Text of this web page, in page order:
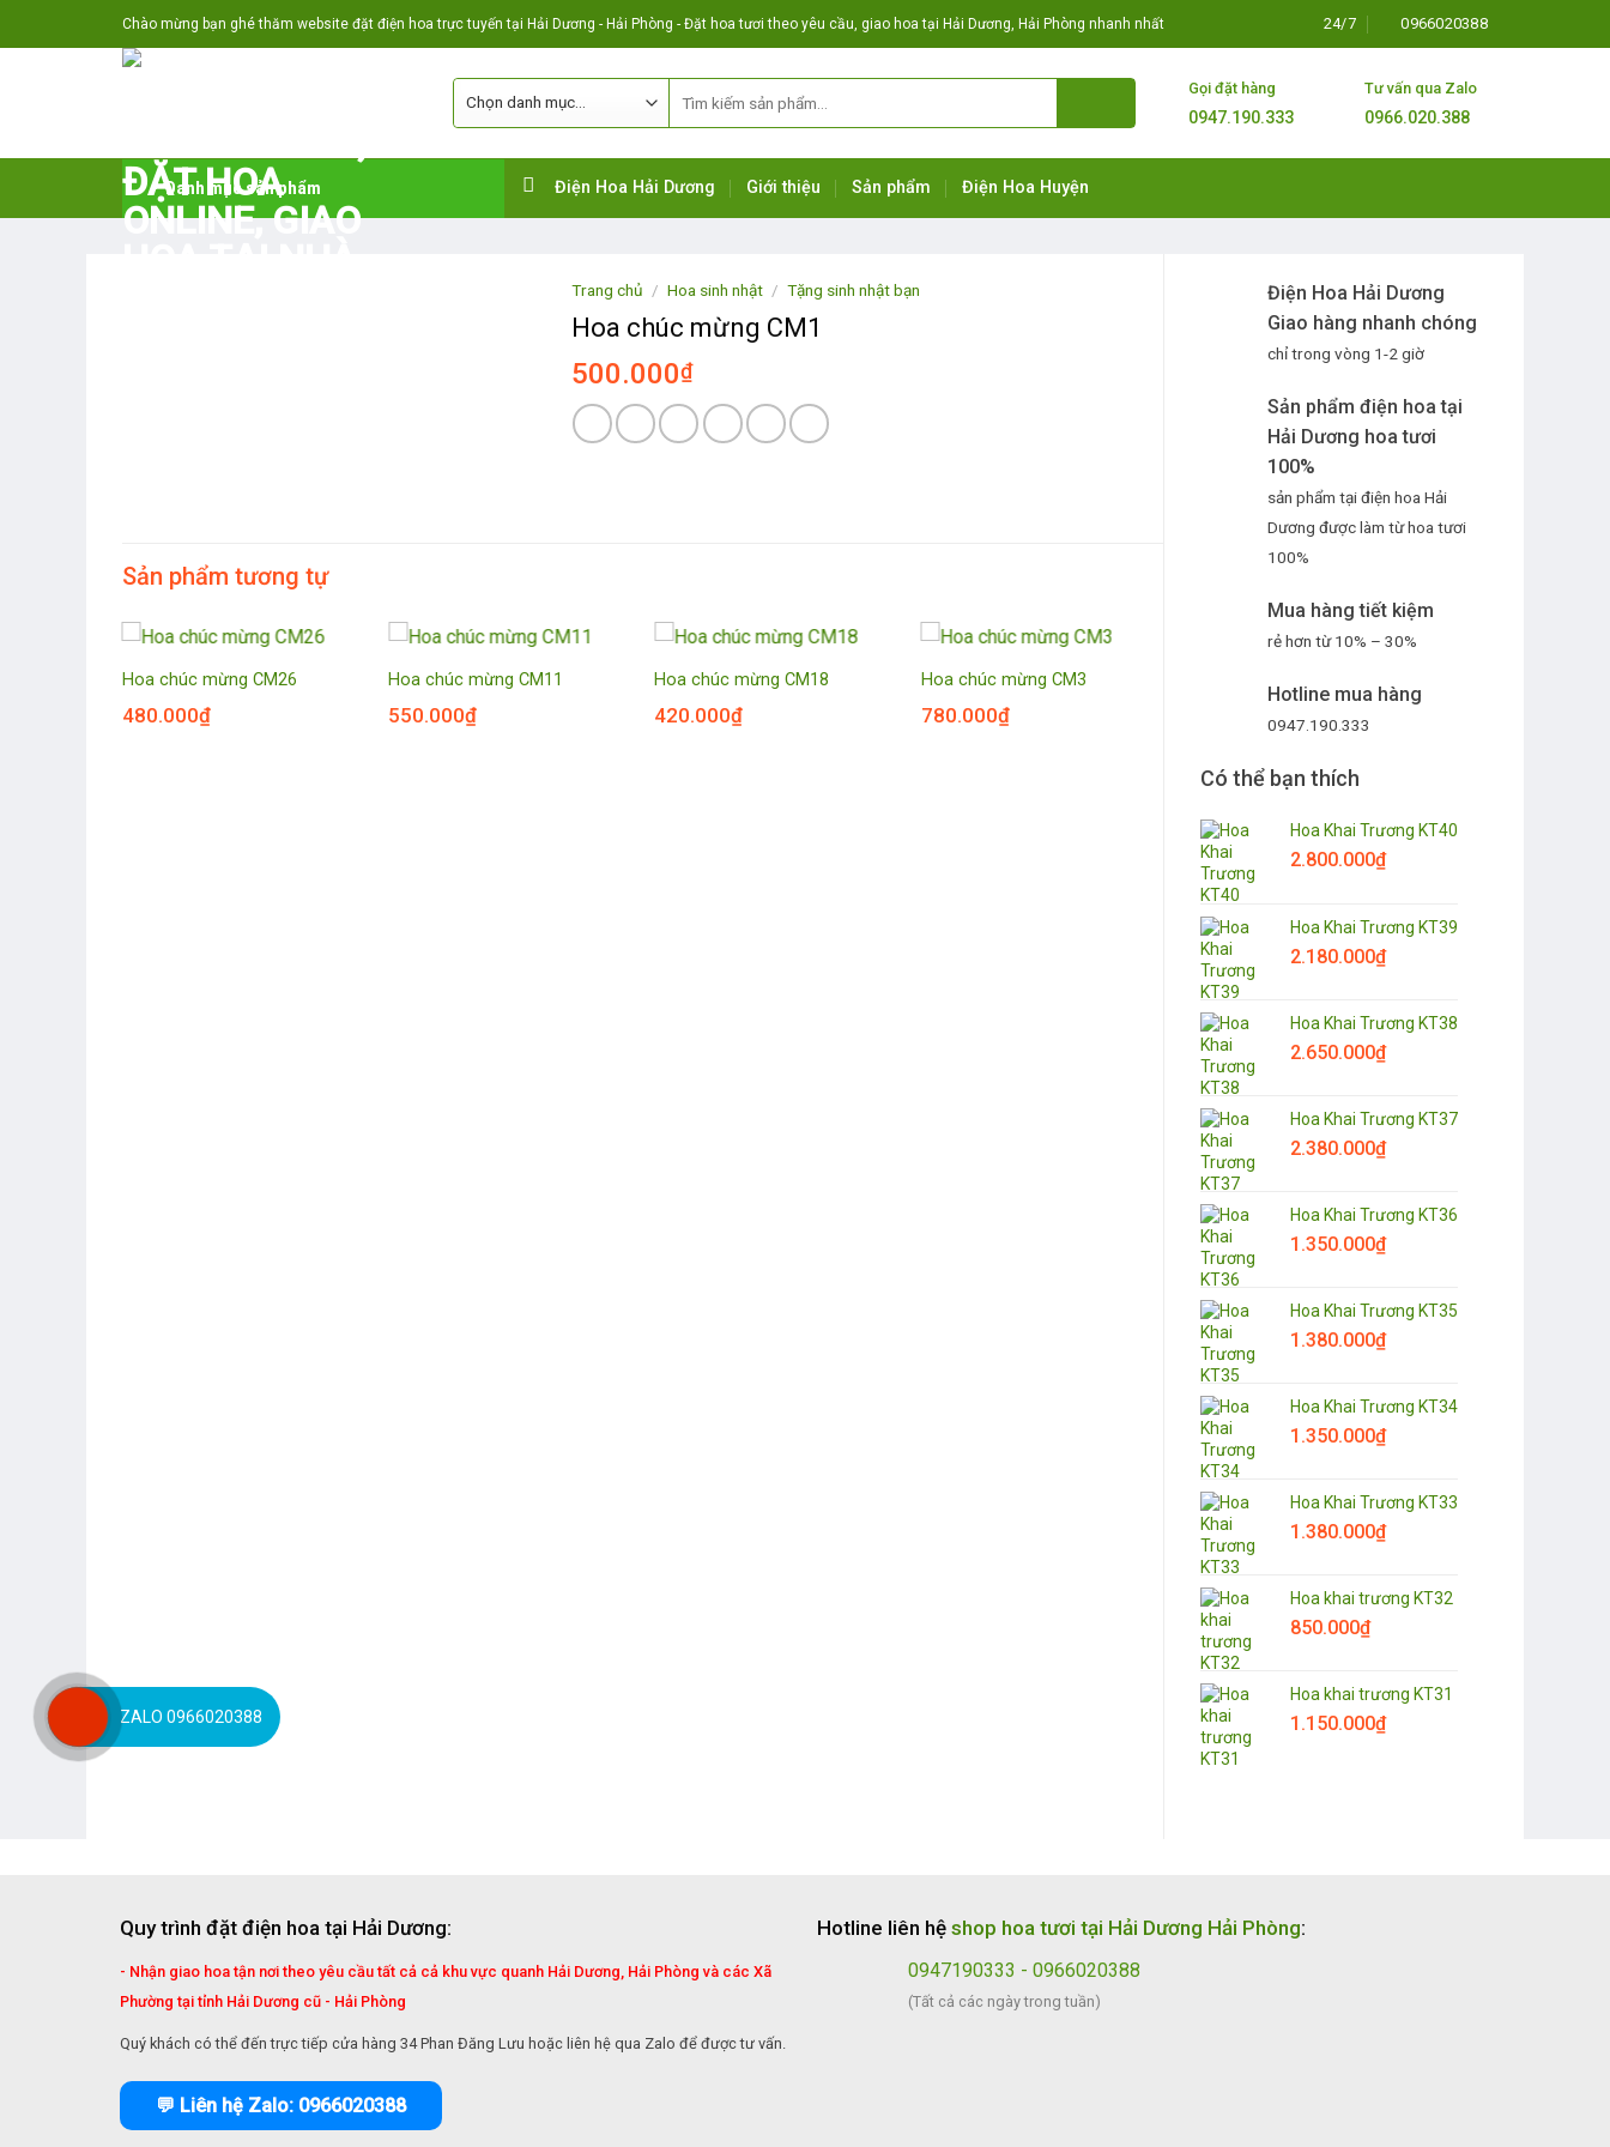
to
Chào mừng bạn ghé thăm website đặt điện hoa trực tuyến tại Hải Dương - Hải Phòng - Đặt hoa tươi theo yêu cầu, giao hoa tại Hải Dương, Hải Phòng nhanh nhất 24/7 0966020388
Gọi đặt hàng
0947.190.333
Tư vấn qua Zalo
0966.020.388
Danh mục sản phẩm Điện Hoa Hải Dương Giới thiệu Sản phẩm Điện Hoa Huyện
Điện Hoa Hải Dương
Giao hàng nhanh chóng
chỉ trong vòng 1-2 giờ
Sản phẩm điện hoa tại
Hải Dương hoa tươi
100%
sản phẩm tại điện hoa Hải
Dương được làm từ hoa tươi
100%
Mua hàng tiết kiệm
rẻ hơn từ 10% – 30%
Hotline mua hàng
0947.190.333
Có thể bạn thích
Hoa Khai Trương KT40
2.800.000₫
Hoa Khai Trương KT39
2.180.000₫
Hoa Khai Trương KT38
2.650.000₫
Hoa Khai Trương KT37
2.380.000₫
Hoa Khai Trương KT36
1.350.000₫
Hoa Khai Trương KT35
1.380.000₫
Hoa Khai Trương KT34
1.350.000₫
Hoa Khai Trương KT33
1.380.000₫
Hoa khai trương KT32
850.000₫
Hoa khai trương KT31
1.150.000₫
Trang chủ / Hoa sinh nhật / Tặng sinh nhật bạn
Hoa chúc mừng CM1
500.000₫
Sản phẩm tương tự
Hoa chúc mừng CM26
480.000₫
Hoa chúc mừng CM11
550.000₫
Hoa chúc mừng CM18
420.000₫
Hoa chúc mừng CM3
780.000₫
Quy trình đặt điện hoa tại Hải Dương:
- Nhận giao hoa tận nơi theo yêu cầu tất cả cả khu vực quanh Hải Dương, Hải Phòng và các Xã
Phường tại tỉnh Hải Dương cũ - Hải Phòng
Quý khách có thể đến trực tiếp cửa hàng 34 Phan Đăng Lưu hoặc liên hệ qua Zalo để được tư vấn.
💬 Liên hệ Zalo: 0966020388
Hotline liên hệ shop hoa tươi tại Hải Dương Hải Phòng:
0947190333 - 0966020388
(Tất cả các ngày trong tuần)
ZALO 0966020388